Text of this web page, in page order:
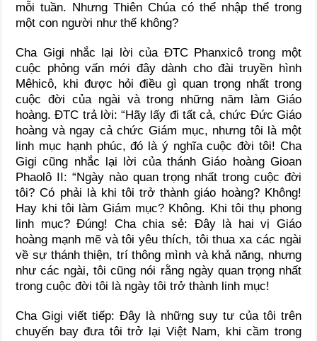
mỗi tuần. Nhưng Thiên Chúa có thể nhập thể trong
một con người như thế không?
Cha Gigi nhắc lại lời của ĐTC Phanxicô trong một
cuộc phỏng vấn mới đây dành cho đài truyền hình
Mêhicô, khi được hỏi điều gì quan trọng nhất trong
cuộc đời của ngài và trong những năm làm Giáo
hoàng. ĐTC trả lời: “Hãy lấy đi tất cả, chức Đức Giáo
hoàng và ngay cả chức Giám mục, nhưng tôi là một
linh mục hạnh phúc, đó là ý nghĩa cuộc đời tôi! Cha
Gigi cũng nhắc lại lời của thánh Giáo hoàng Gioan
Phaolô II: “Ngày nào quan trọng nhất trong cuộc đời
tôi? Có phải là khi tôi trở thành giáo hoàng? Không!
Hay khi tôi làm Giám mục? Không. Khi tôi thụ phong
linh mục? Đúng! Cha chia sẻ: Đây là hai vị Giáo
hoàng mạnh mẽ và tôi yêu thích, tôi thua xa các ngài
về sự thánh thiện, trí thông mình và khả năng, nhưng
như các ngài, tôi cũng nói rằng ngày quan trọng nhất
trong cuộc đời tôi là ngày tôi trở thành linh mục!
Cha Gigi viết tiếp: Đây là những suy tư của tôi trên
chuyến bay đưa tôi trở lại Việt Nam, khi cầm trong